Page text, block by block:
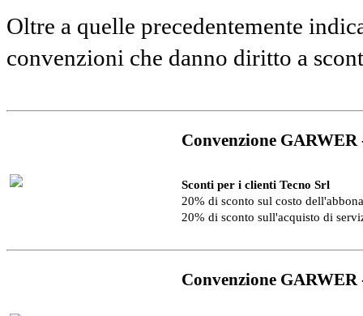
Oltre a quelle precedentemente
convenzioni che danno diritto a
Convenzione
Sconti per i clienti Tecno Srl
20% di sconto sul costo
20% di sconto sull'acquisto di
Convenzione